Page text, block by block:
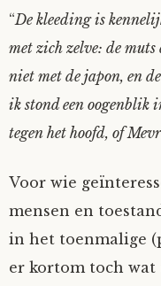
“De kleeding is
met zich zelve: de
niet met de japon, en
ik stond een oogenblik
tegen het hoofd, of
Voor wie
mensen en
in het toenmalige
er kortom toch wat